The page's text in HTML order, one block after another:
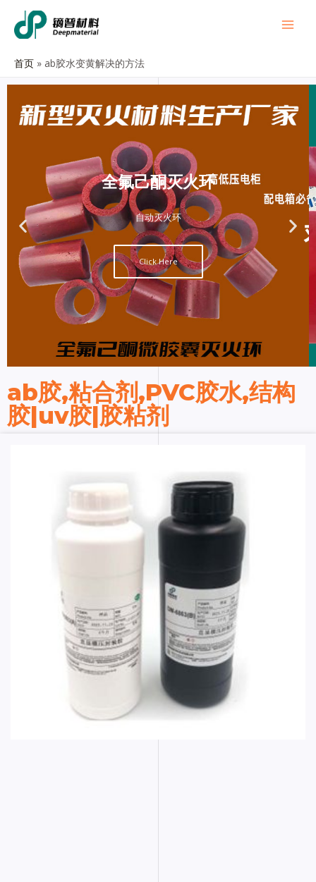
首页 ab胶水变黄解决的方法
全氟己酮灭火环
自动灭火环
Click Here
ab胶,粘合剂,PVC胶水,结构
胶|uv胶|胶粘剂